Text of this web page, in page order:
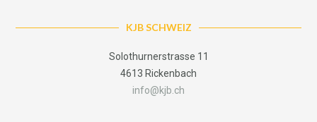
KJB SCHWEIZ
Solothurnerstrasse 11
4613 Rickenbach
info@kjb.ch